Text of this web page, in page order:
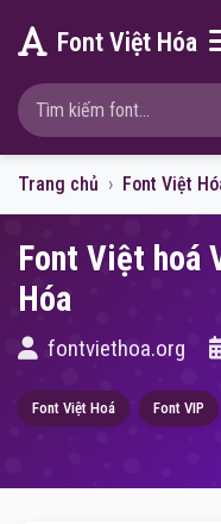
Font Việt Hóa
Trang chủ Font Việt
Font Việt hoá
Hóa
fontviethoa.org
Font Việt Hoá Font VIP